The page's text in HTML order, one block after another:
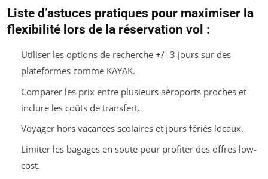
Liste d’astuces pratiques pour maximiser la
flexibilité lors de la réservation vol :
Utiliser les options de recherche +/- 3 jours sur des
plateformes comme KAYAK.
Comparer les prix entre plusieurs aéroports proches et
inclure les coûts de transfert.
Voyager hors vacances scolaires et jours fériés locaux.
Limiter les bagages en soute pour profiter des offres low-
cost.